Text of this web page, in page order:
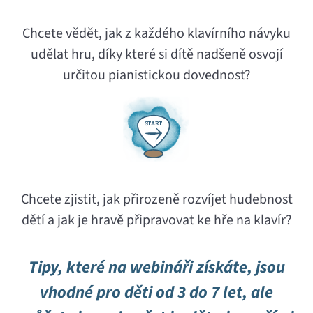
Chcete vědět, jak z každého klavírního návyku
udělat hru, díky které si dítě nadšeně osvojí
určitou pianistickou dovednost?
START
Chcete zjistit, jak přirozeně rozvíjet hudebnost
dětí a jak je hravě připravovat ke hře na klavír?
Tipy, které na webináři získáte, jsou
vhodné pro děti od 3 do 7 let, ale